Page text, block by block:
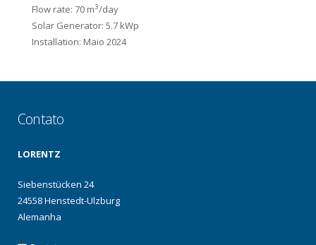
Flow rate: 70 m3/day
Solar Generator: 5.7 kWp
Installation: Maio 2024
Contato
LORENTZ
Siebenstücken 24
24558 Henstedt-Ulzburg
Alemanha